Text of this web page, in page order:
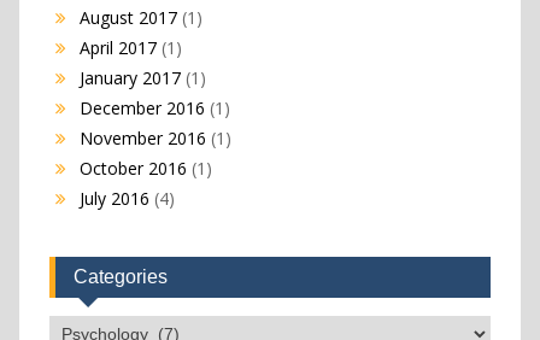
August 2017(1)
April 2017(1)
January 2017(1)
December 2016 (1)
November 2016 (1)
October 2016 (1)
July 2016 (4)
Categories
Categories